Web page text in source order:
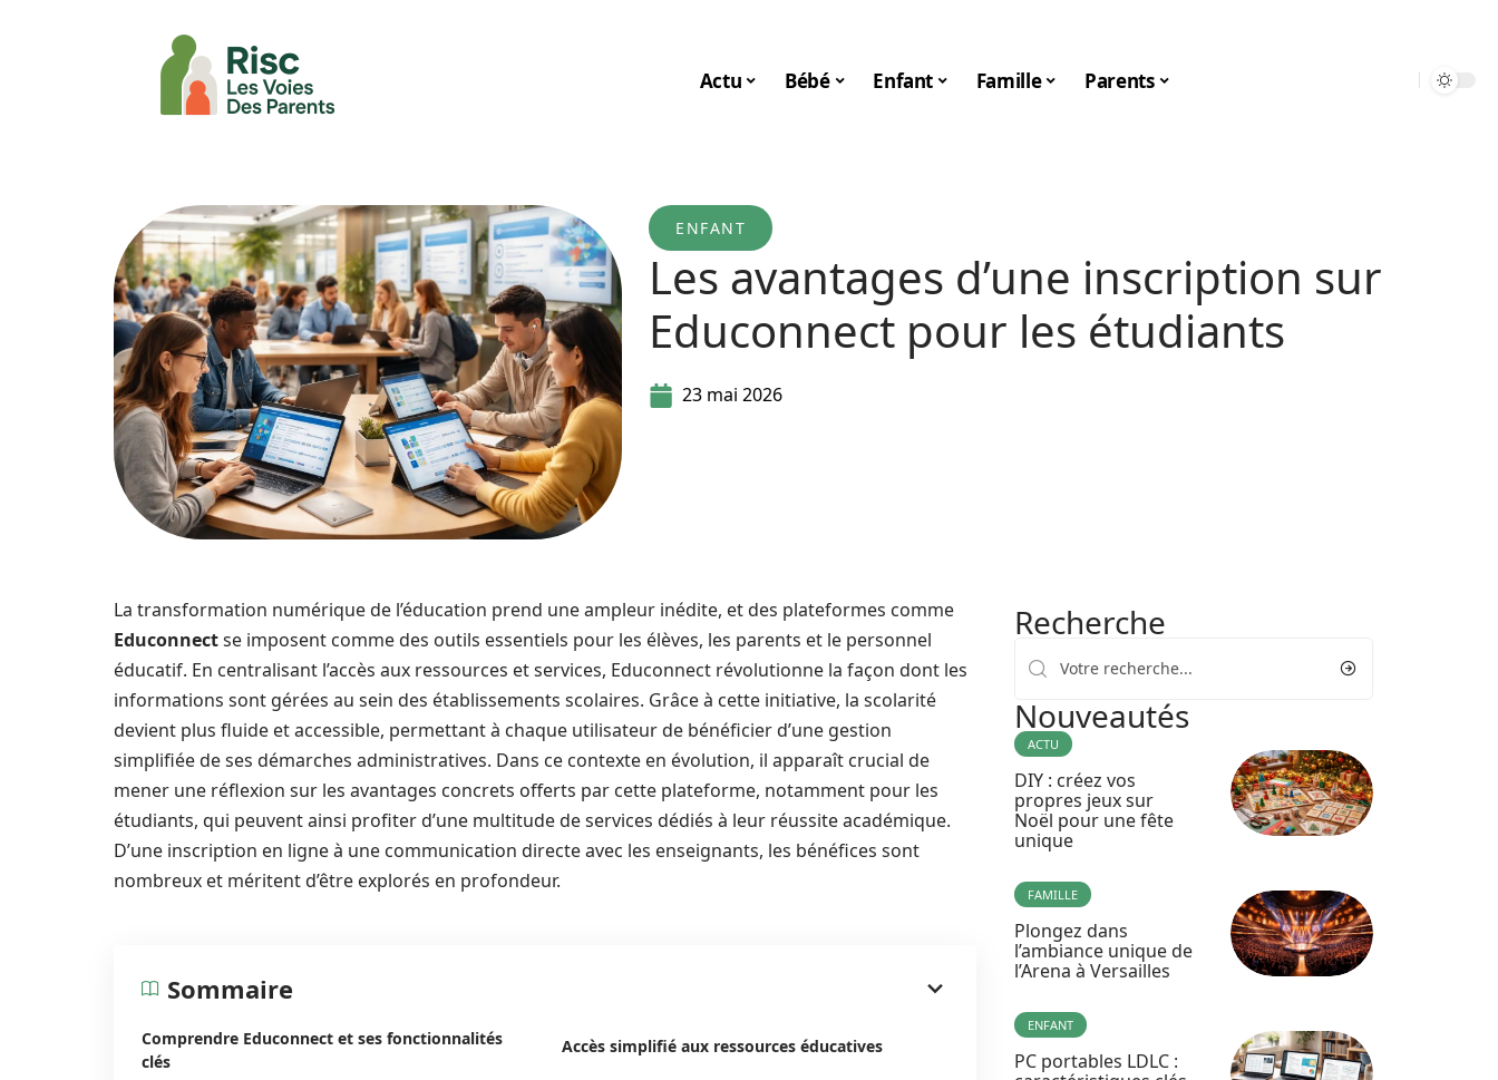
Actu Bébé Enfant Famille Parents
ENFANT
Les avantages d’une inscription sur
Educonnect pour les étudiants
23 mai 2026
La transformation numérique de l’éducation prend une ampleur inédite, et des plateformes comme
Educonnectse imposent comme des outils essentiels pour les élèves, les parents et le personnel
éducatif. En centralisant l’accès aux ressources et services, Educonnect révolutionne la façon dont les
informations sont gérées au sein des établissements scolaires. Grâce à cette initiative, la scolarité
devient plus fluide et accessible, permettant à chaque utilisateur de bénéficier d’une gestion
simplifiée de ses démarches administratives. Dans ce contexte en évolution, il apparaît crucial de
mener une réflexion sur les avantages concrets offerts par cette plateforme, notamment pour les
étudiants, qui peuvent ainsi profiter d’une multitude de services dédiés à leur réussite académique.
D’une inscription en ligne à une communication directe avec les enseignants, les bénéfices sont
nombreux et méritent d’être explorés en profondeur.
Sommaire
Comprendre Educonnect et ses fonctionnalités
clés
Accès simplifié aux ressources éducatives
Recherche
Nouveautés
ACTU
DIY : créez vos
propres jeux sur
Noël pour une fête
unique
FAMILLE
Plongez dans
l’ambiance unique de
l’Arena à Versailles
ENFANT
PC portables LDLC :